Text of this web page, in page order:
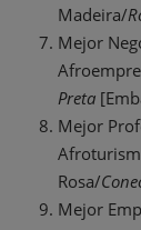
Madeira/
Mejor
Preta
Mejor
Rosa/
Mejor